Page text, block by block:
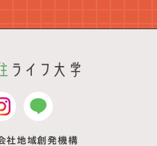
地域創発機構